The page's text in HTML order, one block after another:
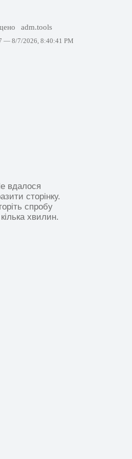
adm.tools
— 8/7/2026, 8:40:41 PM
вдалося
сторінку.
спробу
хвилин.